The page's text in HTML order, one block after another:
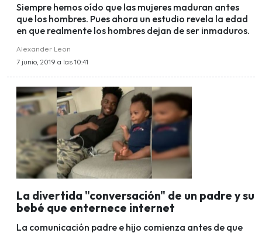
Siempre hemos oído que las mujeres maduran antes
que los hombres. Pues ahora un estudio revela la edad
en que realmente los hombres dejan de ser inmaduros.
Alexander Leon
7 junio, 2019 a las 10:41
La divertida "conversación" de un padre y su
bebé que enternece internet
La comunicación padre e hijo comienza antes de que